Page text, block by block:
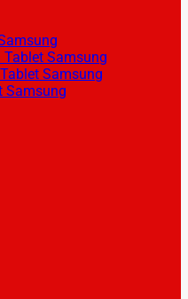
Samsung
Samsung
Samsung